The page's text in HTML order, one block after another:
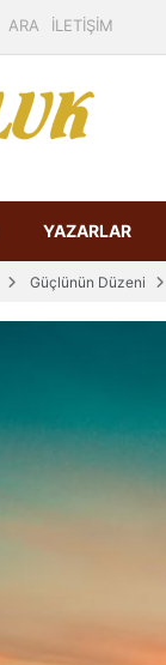
ARA İLETİŞİM
YAZARLAR
Güçlünün Düzeni